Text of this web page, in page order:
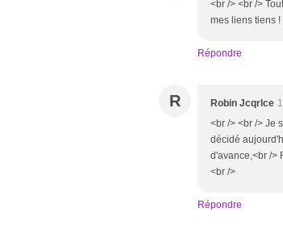
<br /> <br />
mes liens tiens !
Répondre
R Robin Jcqrlce
<br /> <br /> Je
décidé
d'avance,<br />
<br />
Répondre